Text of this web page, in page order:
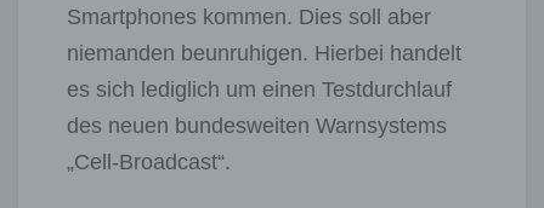
Smartphones kommen. Dies soll aber
niemanden beunruhigen. Hierbei handelt
es sich lediglich um einen Testdurchlauf
des neuen bundesweiten Warnsystems
„Cell-Broadcast“.